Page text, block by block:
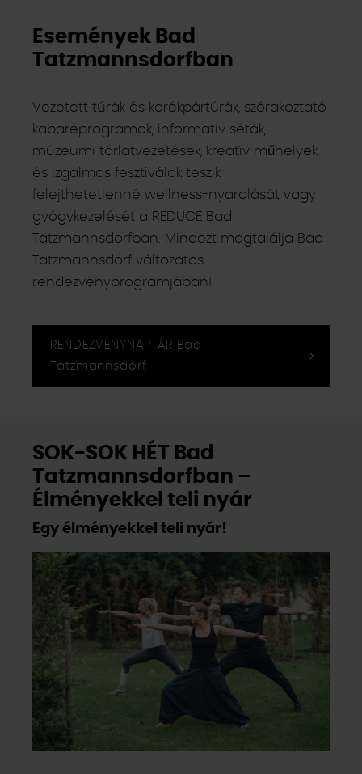
Események Bad
Tatzmannsdorfban
Vezetett túrák és kerékpártúrák, szórakoztató
kabaréprogramok, informatív séták,
múzeumi tárlatvezetések, kreatív műhelyek
és izgalmas fesztiválok teszik
felejthetetlenné wellness-nyaralását vagy
gyógykezelését a REDUCE Bad
Tatzmannsdorfban. Mindezt megtalálja Bad
Tatzmannsdorf változatos
rendezvényprogramjában!
RENDEZVÉNYNAPTÁR Bad
Tatzmannsdorf
SOK-SOK HÉT Bad
Tatzmannsdorfban –
Élményekkel teli nyár
Egy élményekkel teli nyár!